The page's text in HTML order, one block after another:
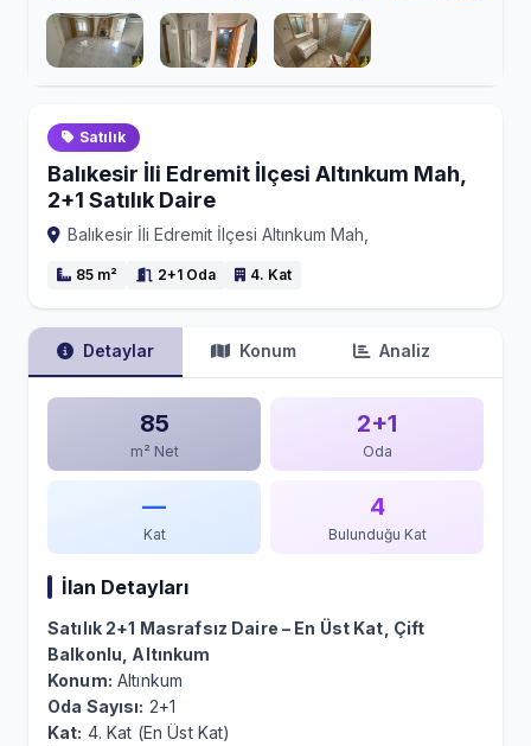
Satılık
Balıkesir İli Edremit İlçesi Altınkum Mah,
2+1 Satılık Daire
Balıkesir İli Edremit İlçesi Altınkum Mah,
85 m² 2+1 Oda 4. Kat
Detaylar Konum Analiz
85
m² Net
2+1
Oda
—
Kat
4
Bulunduğu Kat
İlan Detayları
Satılık 2+1 Masrafsız Daire – En Üst Kat, Çift
Balkonlu, Altınkum
Konum: Altınkum
Oda Sayısı: 2+1
Kat: 4. Kat (En Üst Kat)